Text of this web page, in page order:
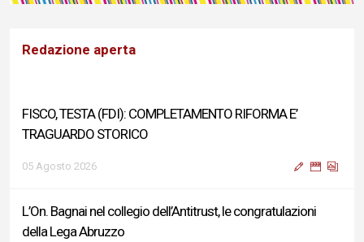
Redazione aperta
FISCO, TESTA (FDI): COMPLETAMENTO RIFORMA E’
TRAGUARDO STORICO
05 Agosto 2026
L’On. Bagnai nel collegio dell’Antitrust, le congratulazioni
della Lega Abruzzo